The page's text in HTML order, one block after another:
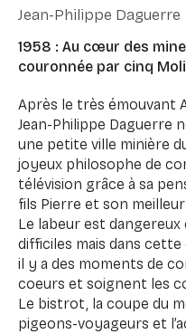
Jean-Philippe Daguerre
1958 : Au cœur des
couronnée par cinq
Après le très émouvant
Jean-Philippe Daguerre
une petite ville minière
joyeux philosophe de
télévision grâce à sa
fils Pierre et son
Le labeur est
difficiles mais dans
il y a des moments de
coeurs et soignent les
Le bistrot, la coupe du
pigeons-voyageurs et